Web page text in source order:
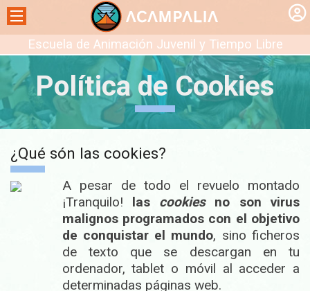
Escuela de Animación Juvenil y Tiempo Libre
Política de Cookies
¿Qué són las cookies?
A pesar de todo el revuelo montado
¡Tranquilo! las cookiesno son virus
malignos programados con el objetivo
de conquistar el mundo, sino ficheros
de texto que se descargan en tu
ordenador, tablet o móvil al acceder a
determinadas páginas web.